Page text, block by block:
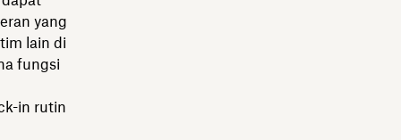
yang
lain di
fungsi
in rutin